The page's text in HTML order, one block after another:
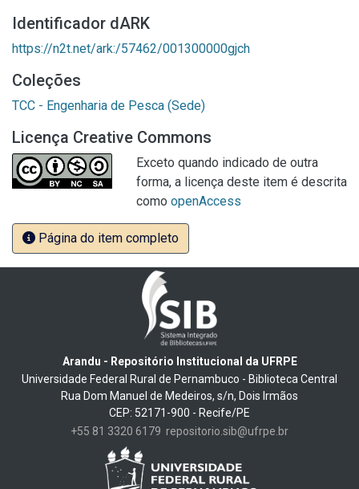
Identificador dARK
https://n2t.net/ark:/57462/001300000gjch
Coleções
TCC - Engenharia de Pesca (Sede)
Licença Creative Commons
Exceto quando indicado de outra
forma, a licença deste item é descrita
como openAccess
Página do item completo
Arandu - Repositório Institucional da UFRPE
Universidade Federal Rural de Pernambuco - Biblioteca Central
Rua Dom Manuel de Medeiros, s/n, Dois Irmãos
CEP: 52171-900 - Recife/PE
+55 81 3320 6179 repositorio.sib@ufrpe.br